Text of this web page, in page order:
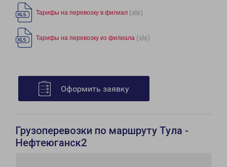
Тарифы на перевозку в филиал (xls)
Тарифы на перевозку из филиала (xls)
Оформить заявку
Грузоперевозки по маршруту Тула -
Нефтеюганск2